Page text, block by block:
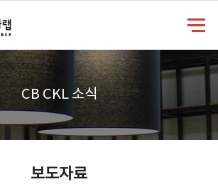
CB CKL 소식
보도자료